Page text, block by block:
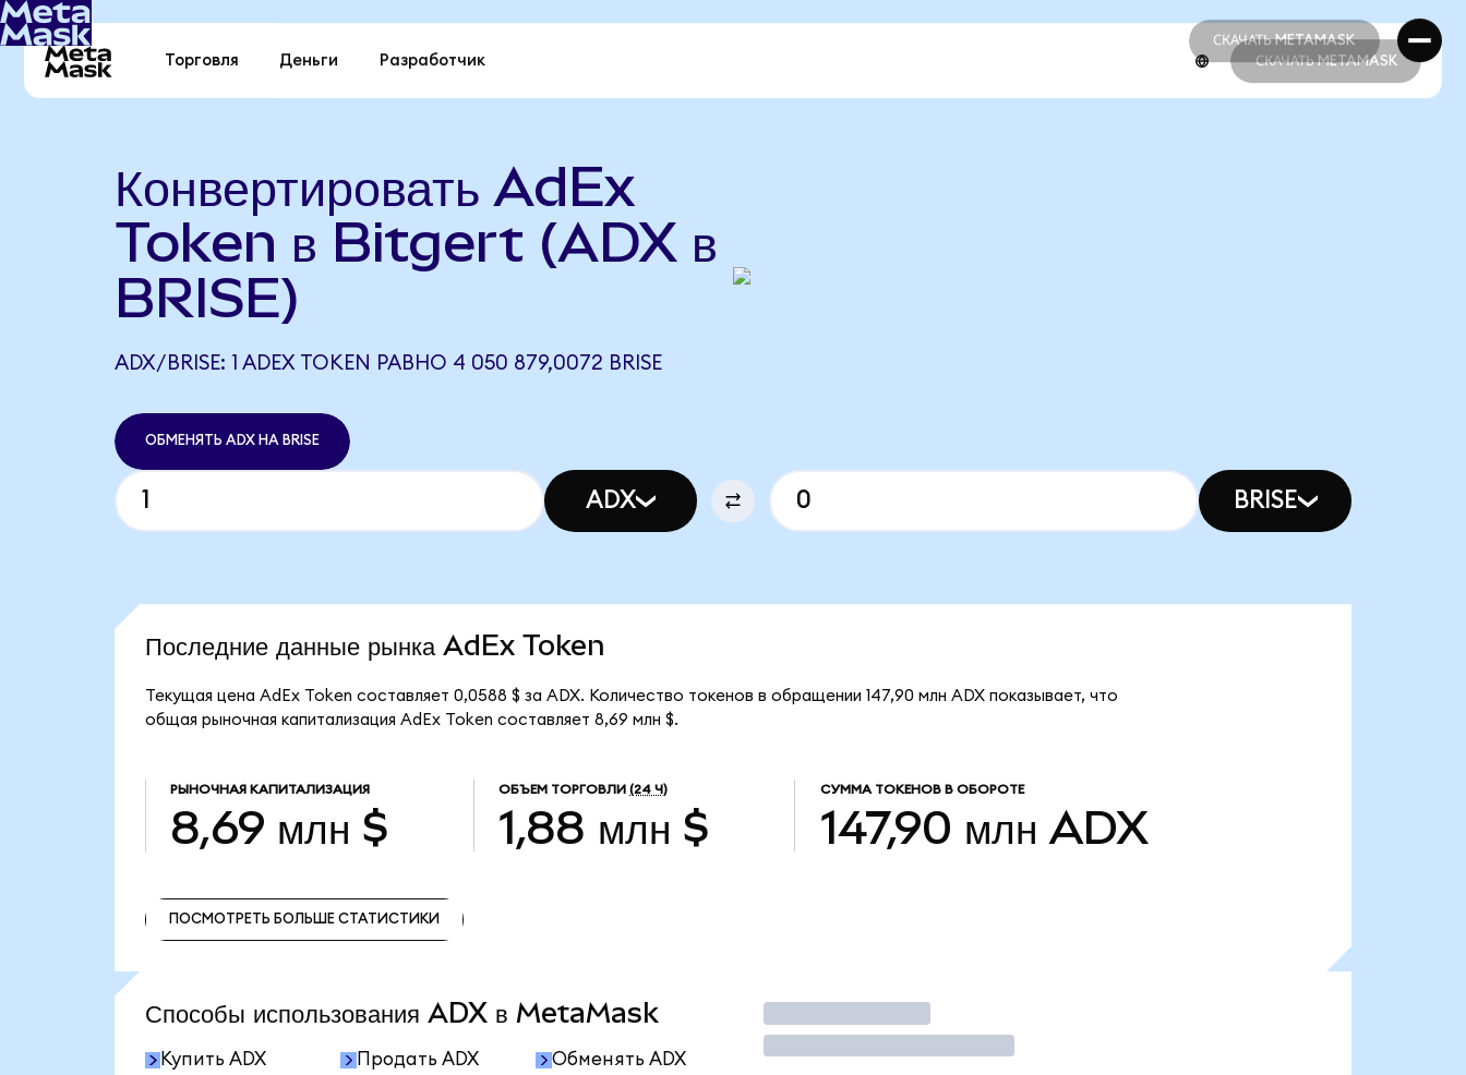
СКАЧАТЬ METAMASK
СКАЧАТЬ METAMASK
Торговля Деньги Разработчик СКАЧАТЬ METAMASK
Конвертировать AdEx
Token в Bitgert (ADX в
BRISE)
ADX/BRISE: 1 ADEX TOKEN РАВНО 4 050 879,0072 BRISE
ОБМЕНЯТЬ ADX НА BRISE
ADX BRISE
Последние данные рынка AdEx Token
Текущая цена AdEx Token составляет 0,0588 $ за ADX. Количество токенов в обращении 147,90 млн ADX показывает, что
общая рыночная капитализация AdEx Token составляет 8,69 млн $.
РЫНОЧНАЯ КАПИТАЛИЗАЦИЯ
8,69 млн $
ОБЪЕМ ТОРГОВЛИ (24 Ч)
1,88 млн $
СУММА ТОКЕНОВ В ОБОРОТЕ
147,90 млн ADX
ПОСМОТРЕТЬ БОЛЬШЕ СТАТИСТИКИ
Способы использования ADX в MetaMask
Купить ADX Продать ADX Обменять ADX
Торговать